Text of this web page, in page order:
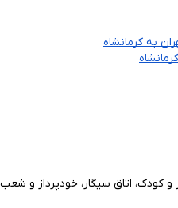
به کرمانشاه